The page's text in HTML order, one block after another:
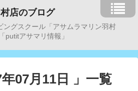
店のブログ
ングスクール「アサムラマリン羽村
putitアサマリ情報」
年07月11日 」一覧